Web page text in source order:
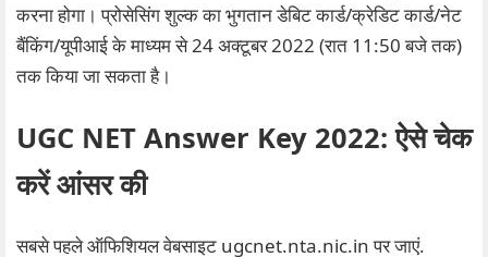
करना होगा। प्रोसेसिंग शुल्क का भुगतान डेबिट कार्ड/क्रेडिट कार्ड/नेट
बैंकिंग/यूपीआई के माध्यम से 24 अक्टूबर 2022 (रात 11:50 बजे तक)
तक किया जा सकता है।
UGC NET Answer Key 2022: ऐसे चेक
करें आंसर की
सबसे पहले ऑफिशियल वेबसाइट ugcnet.nta.nic.in पर जाएं.